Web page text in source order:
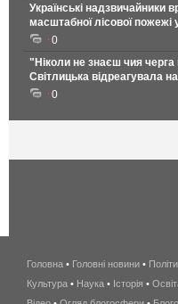
Українські надзвичайники
масштабної лісової пожежі
0
"Ніколи не знаєш чия
Світлицька відреагувала на
0
Головна • Головні новини •
Культура • Наука • Історія •